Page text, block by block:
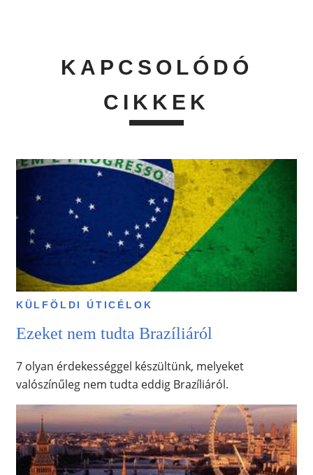
KAPCSOLÓDÓ
CIKKEK
KÜLFÖLDI ÚTICÉLOK
Ezeket nem tudta Brazíliáról
7 olyan érdekességgel készültünk, melyeket
valószínűleg nem tudta eddig Brazíliáról.